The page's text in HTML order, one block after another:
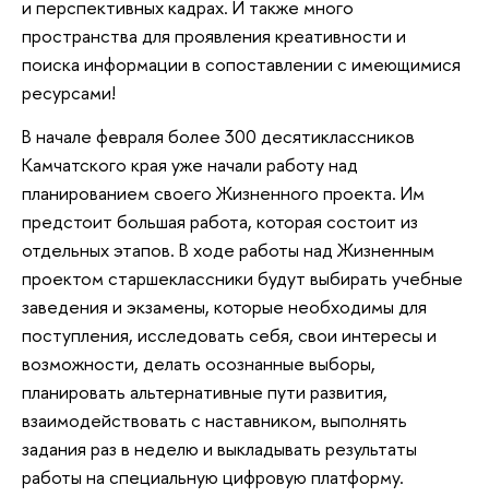
и перспективных кадрах. И также много
пространства для проявления креативности и
поиска информации в сопоставлении с имеющимися
ресурсами!
В начале февраля более 300 десятиклассников
Камчатского края уже начали работу над
планированием своего Жизненного проекта. Им
предстоит большая работа, которая состоит из
отдельных этапов. В ходе работы над Жизненным
проектом старшеклассники будут выбирать учебные
заведения и экзамены, которые необходимы для
поступления, исследовать себя, свои интересы и
возможности, делать осознанные выборы,
планировать альтернативные пути развития,
взаимодействовать с наставником, выполнять
задания раз в неделю и выкладывать результаты
работы на специальную цифровую платформу.